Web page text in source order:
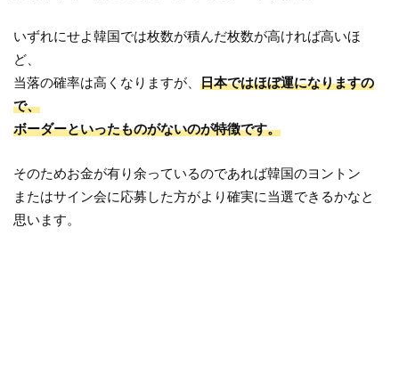
いずれにせよ韓国では枚数が積んだ枚数が高ければ高いほ
ど、
当落の確率は高くなりますが、日本ではほぼ運になりますの
で、
ボーダーといったものがないのが特徴です。
そのためお金が有り余っているのであれば韓国のヨントン
またはサイン会に応募した方がより確実に当選できるかなと
思います。